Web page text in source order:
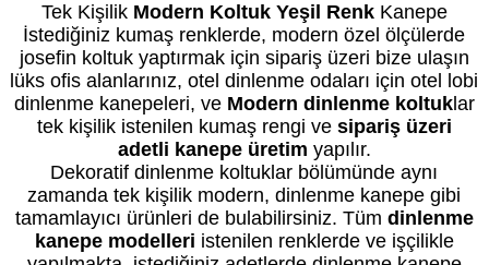
Tek KişilikModern Koltuk Yeşil RenkKanepe
İstediğiniz kumaş renklerde, modern özel ölçülerde
josefin koltuk yaptırmak için sipariş üzeri bize ulaşın
lüks ofis alanlarınız, otel dinlenme odaları için otel lobi
dinlenme kanepeleri, ve Modern dinlenme koltuklar
tek kişilik istenilen kumaş rengi vesipariş üzeri
adetli kanepe üretim yapılır.
Dekoratif dinlenme koltuklar bölümünde aynı
zamanda tek kişilik modern, dinlenme kanepe gibi
tamamlayıcı ürünleri de bulabilirsiniz. Tüm dinlenme
kanepe modelleri istenilen renklerde ve işçilikle